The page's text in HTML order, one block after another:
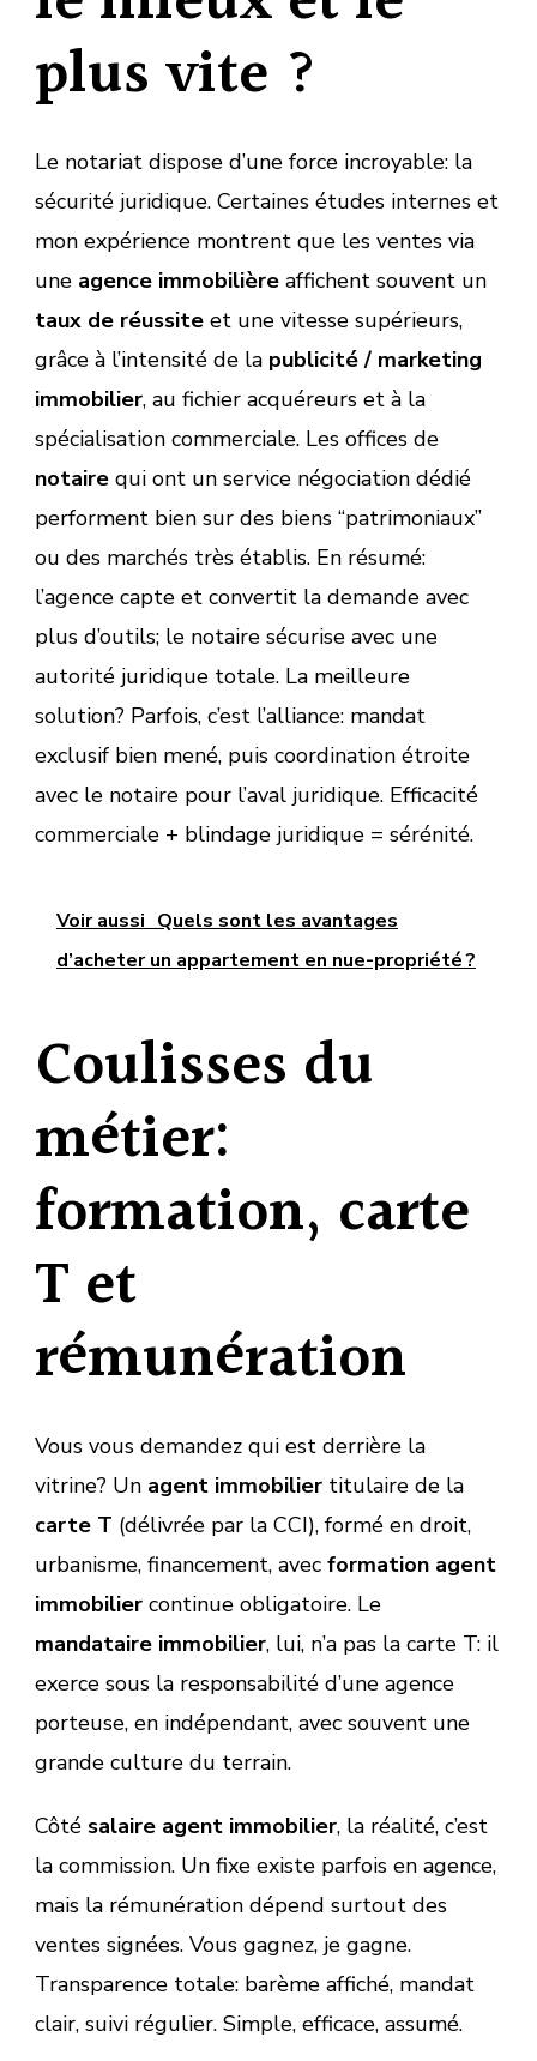
plus vite ?
Le notariat dispose d’une force incroyable: la
sécurité juridique. Certaines études internes et
mon expérience montrent que les ventes via
une agence immobilière affichent souvent un
taux de réussite et une vitesse supérieurs,
grâce à l’intensité de la publicité / marketing
immobilier, au fichier acquéreurs et à la
spécialisation commerciale. Les offices de
notaire qui ont un service négociation dédié
performent bien sur des biens “patrimoniaux”
ou des marchés très établis. En résumé:
l’agence capte et convertit la demande avec
plus d’outils; le notaire sécurise avec une
autorité juridique totale. La meilleure
solution? Parfois, c’est l’alliance: mandat
exclusif bien mené, puis coordination étroite
avec le notaire pour l’aval juridique. Efficacité
commerciale + blindage juridique = sérénité.
Voir aussi Quels sont les avantages
d’acheter un appartement en nue-propriété ?
Coulisses du
métier:
formation, carte
T et
rémunération
Vous vous demandez qui est derrière la
vitrine? Un agent immobilier titulaire de la
carte T (délivrée par la CCI), formé en droit,
urbanisme, financement, avec formation agent
immobilier continue obligatoire. Le
mandataire immobilier, lui, n’a pas la carte T: il
exerce sous la responsabilité d’une agence
porteuse, en indépendant, avec souvent une
grande culture du terrain.
Côté salaire agent immobilier, la réalité, c’est
la commission. Un fixe existe parfois en agence,
mais la rémunération dépend surtout des
ventes signées. Vous gagnez, je gagne.
Transparence totale: barème affiché, mandat
clair, suivi régulier. Simple, efficace, assumé.